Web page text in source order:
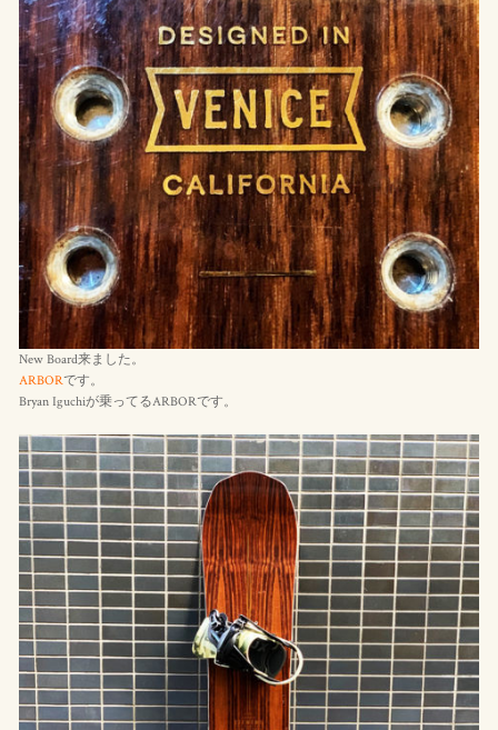
New Board来ました。
ARBORです。
Bryan Iguchiが乗ってるARBORです。